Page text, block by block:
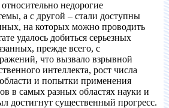
недорогие
а с другой – стали доступны
на которых можно проводить
удалось добиться серьезных
прежде всего, с
что вызвало взрывной
интеллекта, рост числа
и попытки применения
в самых разных областях науки и
достигнут существенный прогресс.